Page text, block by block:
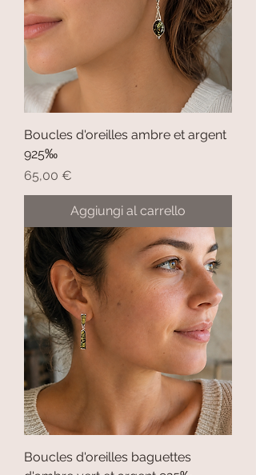
Boucles d'oreilles ambre et argent
925‰
Prezzo
65,00 €
Aggiungi al carrello
Boucles d'oreilles baguettes